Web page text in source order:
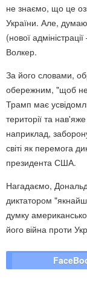
не знаємо, що це
України. Але,
(нової
Волкер.
За його словами,
обережним, "щоб не
Трамп має
території та
наприклад,
світі як перемога
президента США.
Нагадаємо,
диктатором
думку
його війна проти